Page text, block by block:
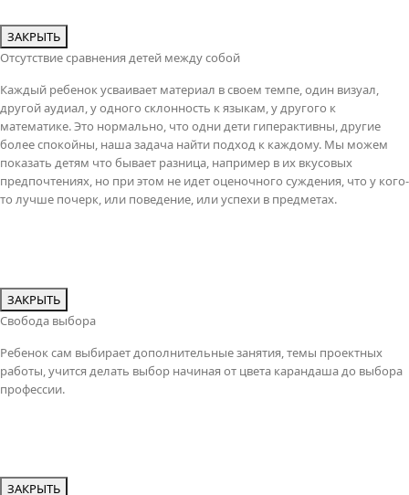
ЗАКРЫТЬ
Отсутствие сравнения детей между собой
Каждый ребенок усваивает материал в своем темпе, один визуал,
другой аудиал, у одного склонность к языкам, у другого к
математике. Это нормально, что одни дети гиперактивны, другие
более спокойны, наша задача найти подход к каждому. Мы можем
показать детям что бывает разница, например в их вкусовых
предпочтениях, но при этом не идет оценочного суждения, что у кого-
то лучше почерк, или поведение, или успехи в предметах.
ЗАКРЫТЬ
Свобода выбора
Ребенок сам выбирает дополнительные занятия, темы проектных
работы, учится делать выбор начиная от цвета карандаша до выбора
профессии.
ЗАКРЫТЬ